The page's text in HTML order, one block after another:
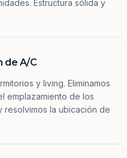
Estructura sólida y
de A/C
y living. Eliminamos
emplazamiento de los
resolvimos la ubicación de